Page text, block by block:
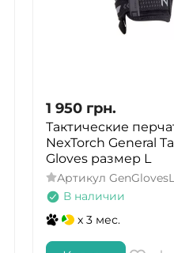
1 950 грн.
Тактические
NexTorch General
Gloves размер L
Артикул GenGlovesL
В наличии
x 3 мес.